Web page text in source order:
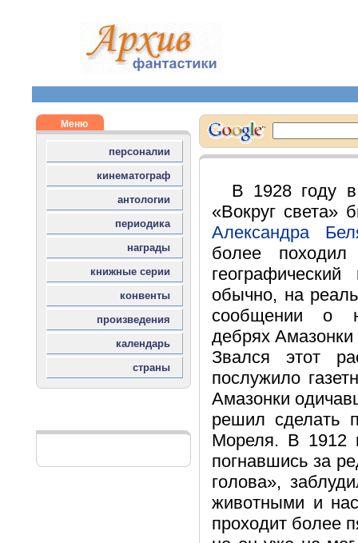
В 1928 году
«Вокруг света»
Александра
более походил
обычно, на
сообщении о
дебрях
Звался этот
послужило
Амазонки
решил сделать
Мореля. В 1912
погнавшись за
голова»,
животными и
проходит более